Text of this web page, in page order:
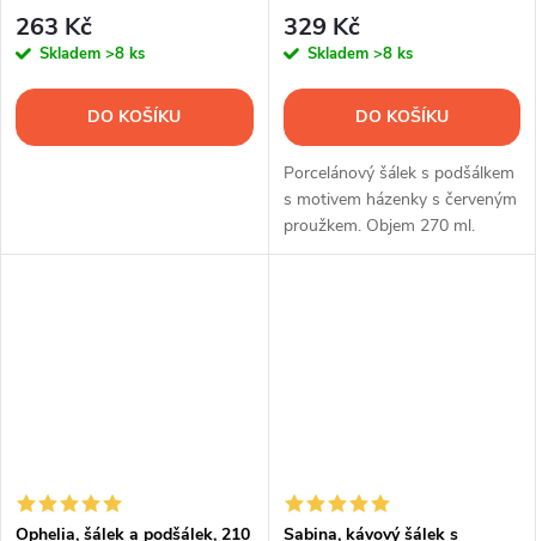
263 Kč
Skladem >8 ks
DO KOŠÍKU
329 Kč
Skladem >8 ks
DO KOŠÍKU
Porcelánový šálek s podšálkem
s motivem házenky s červeným
proužkem. Objem 270 ml.
Ophelia, šálek a podšálek, 210 Sabina, kávový šálek s